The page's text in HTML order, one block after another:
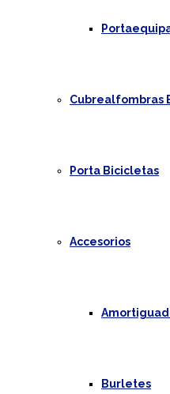
Cubrealfombras
Porta Bicicletas
Accesorios
Burletes